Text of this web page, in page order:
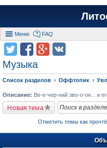
Меню FAQ
Музыка
Список разделов Оффтопик
Описание: Ве-е-чер-ний зво-о-он... и
Новая тема
Отметить темы как